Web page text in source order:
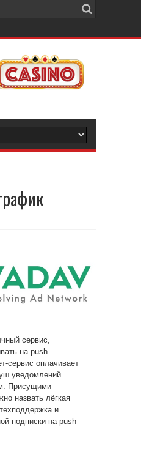
сервис,
на push
сервис оплачивает
уведомлений
Присущими
назвать лёгкая
и
подписки на push